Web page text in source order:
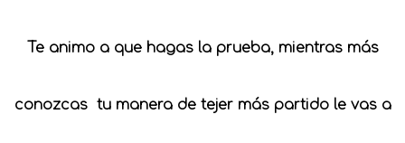
Te animo a que hagas la prueba, mientras más
conozcas tu manera de tejer más partido le vas a